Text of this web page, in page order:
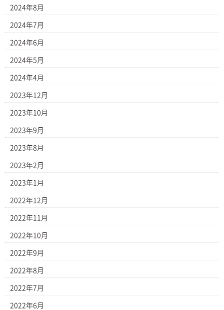
2024年8月
2024年7月
2024年6月
2024年5月
2024年4月
2023年12月
2023年10月
2023年9月
2023年8月
2023年2月
2023年1月
2022年12月
2022年11月
2022年10月
2022年9月
2022年8月
2022年7月
2022年6月